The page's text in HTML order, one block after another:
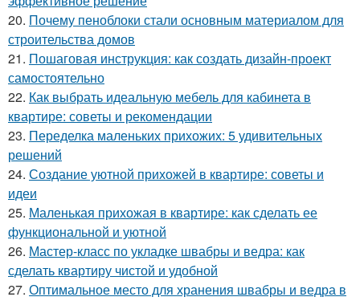
20. Почему пеноблоки стали основным материалом для
строительства домов
21. Пошаговая инструкция: как создать дизайн-проект
самостоятельно
22. Как выбрать идеальную мебель для кабинета в
квартире: советы и рекомендации
23. Переделка маленьких прихожих: 5 удивительных
решений
24. Создание уютной прихожей в квартире: советы и
идеи
25. Маленькая прихожая в квартире: как сделать ее
функциональной и уютной
26. Мастер-класс по укладке швабры и ведра: как
сделать квартиру чистой и удобной
27. Оптимальное место для хранения швабры и ведра в